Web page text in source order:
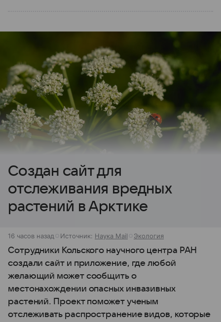
Создан сайт для
отслеживания вредных
растений в Арктике
16 часов назад Источник: Наука Mail Экология
Сотрудники Кольского научного центра РАН
создали сайт и приложение, где любой
желающий может сообщить о
местонахождении опасных инвазивных
растений. Проект поможет ученым
отслеживать распространение видов, которые